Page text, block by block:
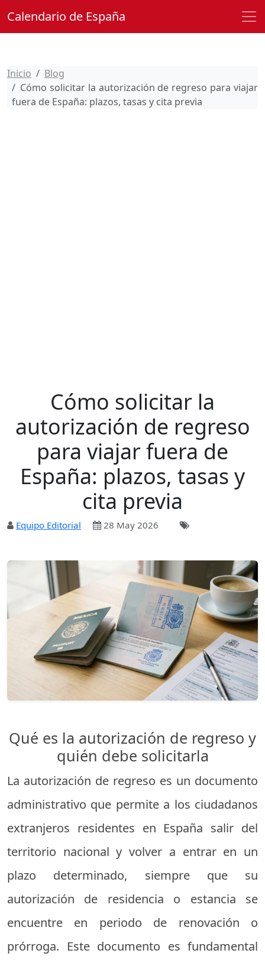
Calendario de España
Inicio
Blog
Cómo solicitar la autorización de regreso para viajar
fuera de España: plazos, tasas y cita previa
Cómo solicitar la
autorización de regreso
para viajar fuera de
España: plazos, tasas y
cita previa
Equipo Editorial 28 May 2026
Qué es la autorización de regreso y
quién debe solicitarla
La autorización de regreso es un documento
administrativo que permite a los ciudadanos
extranjeros residentes en España salir del
territorio nacional y volver a entrar en un
plazo determinado, siempre que su
autorización de residencia o estancia se
encuentre en periodo de renovación o
prórroga. Este documento es fundamental